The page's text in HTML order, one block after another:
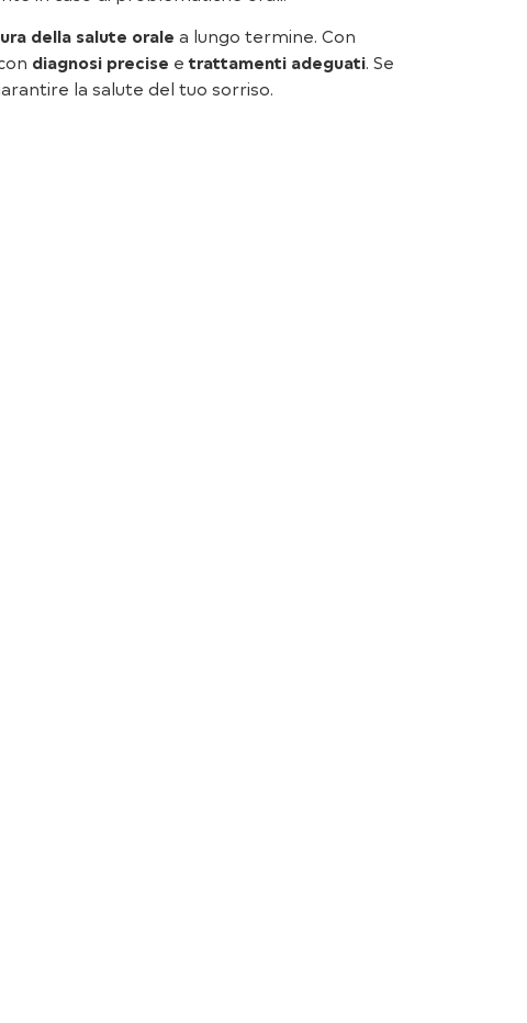
della salute orale a lungo termine. Con
diagnosi precise etrattamenti adeguati. Se
la salute del tuo sorriso.